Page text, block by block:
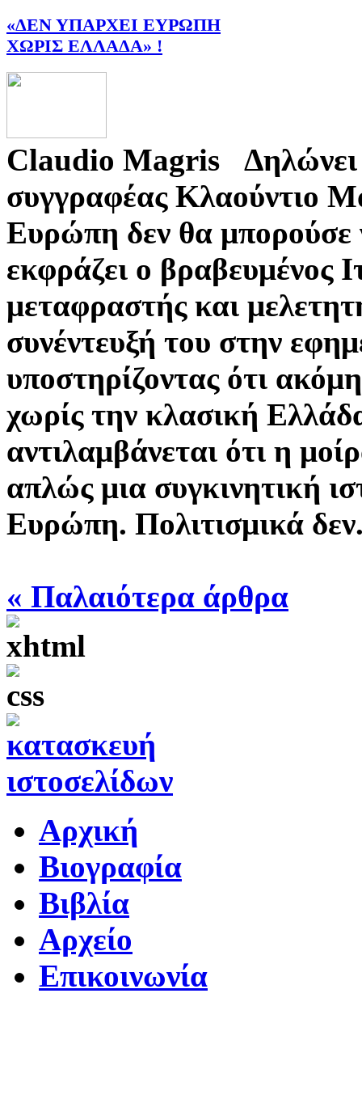
«ΔΕΝ ΥΠΑΡΧΕΙ ΕΥΡΩΠΗ
ΧΩΡΙΣ ΕΛΛΑΔΑ» !
Claudio Magris Δηλώνει
συγγραφέας Κλαούντιο
Ευρώπη δεν θα μπορούσε
εκφράζει ο βραβευμένος
μεταφραστής και
συνέντευξή του στην
υποστηρίζοντας ότι
χωρίς την κλασική
αντιλαμβάνεται ότι η
απλώς μια συγκινητική
Ευρώπη. Πολιτισμικά
« Παλαιότερα άρθρα
Αρχική
Βιογραφία
Βιβλία
Αρχείο
Επικοινωνία